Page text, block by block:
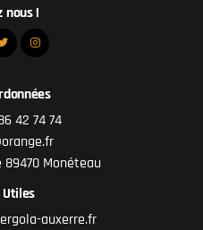
nous !
42 74 74
89470 Monéteau
Utiles
auxerre.fr